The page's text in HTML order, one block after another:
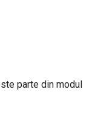
parte din modul